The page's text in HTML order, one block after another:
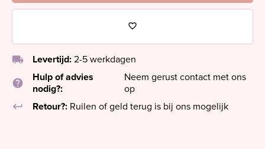
local_shipping Levertijd: 2-5 werkdagen
help
Hulp of advies
nodig?:
Neem gerust contact met ons
op
keyboard_return
Retour?: Ruilen of geld terug is bij ons mogelijk